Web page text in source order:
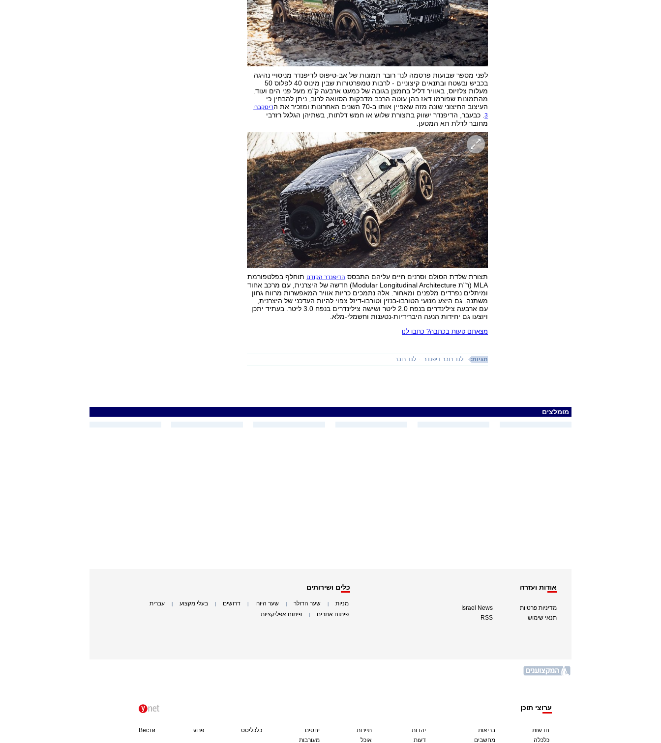
לפני מספר שבועות פרסמה לנד רובר תמונות של אב-טיפוס לדיפנדר מניסויי נהיגה
בכביש ובשטח ובתנאים קיצוניים - לרבות טמפרטורות שבין מינוס 40 לפלוס 50
מעלות צלזיוס, באוויר דליל בחמצן בגובה של כמעט ארבעה ק"מ מעל פני הים ועוד.
מהתמונות שפורמו דאז בהן עוטה הרכב מדבקות הסוואה לרוב, ניתן להבחין כי
העיצוב החיצוני שונה מזה שאפיין אותו ב-70 השנים האחרונות ומזכיר את ה
דיסקברי
3. כבעבר, הדיפנדר ישווק בתצורת שלוש או חמש דלתות, בשתיהן הגלגל רזרבי
מחובר לדלת תא המטען.
תצורת שלדת הסולם וסרנים חיים עליהם התבסס הדיפנדר הקודם תוחלף בפלטפורמת
MLA (ר"ת Modular Longitudinal Architecture) חדשה של היצרנית, עם מרכב אחוד
ומיתלים נפרדים מלפנים ומאחור. אלה נתמכים כריות אוויר המאפשרות מרווח גחון
משתנה. גם היצע מנועי הטורבו-בנזין וטורבו-דיזל צפוי להיות העדכני של היצרנית,
עם ארבעה צילינדרים בנפח 2.0 ליטר ושישה צילינדרים בנפח 3.0 ליטר. בעתיד יתכן
ויוצעו גם יחידות הנעה היברידיות-נטענות וחשמלי-מלא.
מצאתם טעות בכתבה? כתבו לנו
תגיות: לנד רובר דיפנדר לנד רובר
מומלצים
אודות ועזרה
מדיניות פרטיות
תנאי שימוש
Israel News
RSS
כלים ושירותים
מניות שער הדולר שער היורו דרושים בעלי מקצוע עברית
פיתוח אתרים פיתוח אפליקציות
ערוצי תוכן
חדשות
כלכלה
בריאות
מחשבים
יהדות
דעות
תיירות
אוכל
יחסים
מעורבות
כלכליסט פרוגי Вести